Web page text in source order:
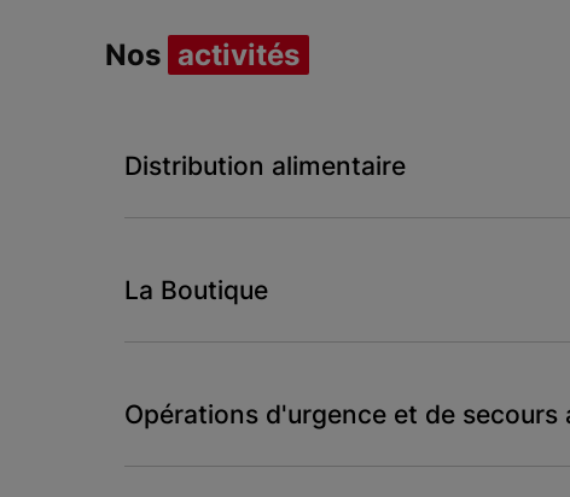
Nos activités
Distribution alimentaire
La Boutique
Opérations d'urgence et de secours